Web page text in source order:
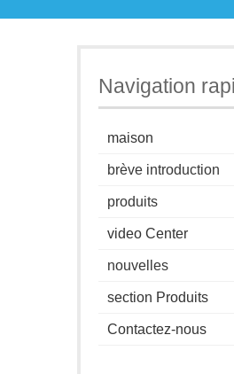
Navigation
maison
brève introduction
produits
video Center
nouvelles
section Produits
Contactez-nous